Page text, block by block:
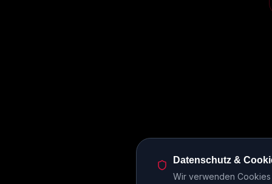
Datenschutz &
Wir verwenden